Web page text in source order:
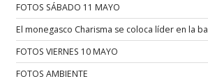
FOTOS SÁBADO 11 MAYO
El monegasco Charisma se coloca líder en la
FOTOS VIERNES 10 MAYO
FOTOS AMBIENTE